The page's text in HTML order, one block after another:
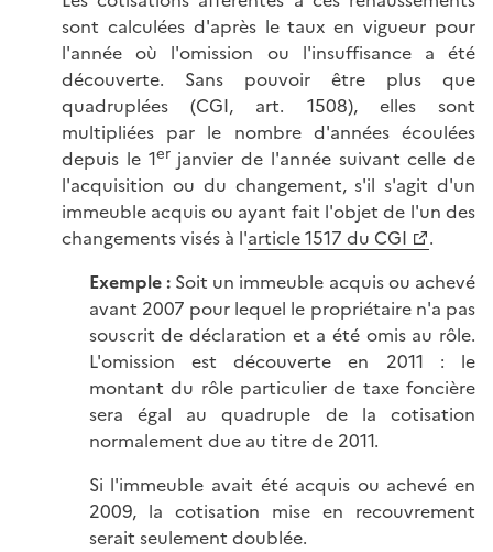
sont calculées d'après le taux en vigueur pour
l'année où l'omission ou l'insuffisance a été
découverte. Sans pouvoir être plus que
quadruplées (CGI, art. 1508), elles sont
multipliées par le nombre d'années écoulées
depuis le 1erjanvier de l'année suivant celle de
l'acquisition ou du changement, s'il s'agit d'un
immeuble acquis ou ayant fait l'objet de l'un des
changements visés à l'article 1517 du CGI
.
Exemple : Soit un immeuble acquis ou achevé
avant 2007 pour lequel le propriétaire n'a pas
souscrit de déclaration et a été omis au rôle.
L'omission est découverte en 2011 : le
montant du rôle particulier de taxe foncière
sera égal au quadruple de la cotisation
normalement due au titre de 2011.
Si l'immeuble avait été acquis ou achevé en
2009, la cotisation mise en recouvrement
serait seulement doublée.